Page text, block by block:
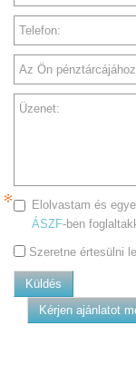
Telefon:
Az Ön
Üzenet:
Elolvastam és
ÁSZF-ben
Szeretne értesülni
Küldés
Kérjen ajánlatot